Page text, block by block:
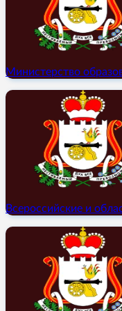
Министерство
Всероссийские и